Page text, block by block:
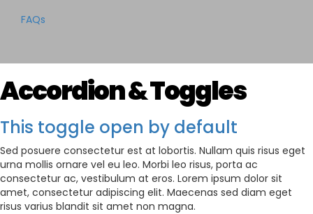
FAQs
Accordion & Toggles
This toggle open by default
Sed posuere consectetur est at lobortis. Nullam quis risus eget
urna mollis ornare vel eu leo. Morbi leo risus, porta ac
consectetur ac, vestibulum at eros. Lorem ipsum dolor sit
amet, consectetur adipiscing elit. Maecenas sed diam eget
risus varius blandit sit amet non magna.